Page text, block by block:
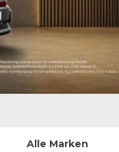
Alle Marken